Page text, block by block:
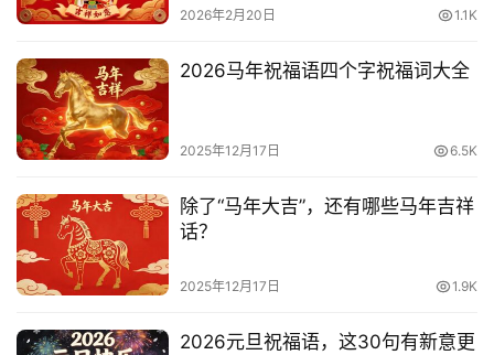
2026年2月20日 1.1K
2026马年祝福语四个字祝福词大全
2025年12月17日 6.5K
除了“马年大吉”，还有哪些马年吉祥
话？
2025年12月17日 1.9K
2026元旦祝福语，这30句有新意更